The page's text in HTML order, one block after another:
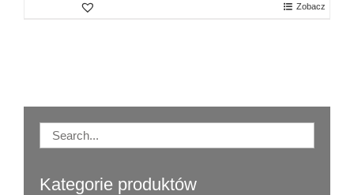
Zobacz
Kategorie produktów